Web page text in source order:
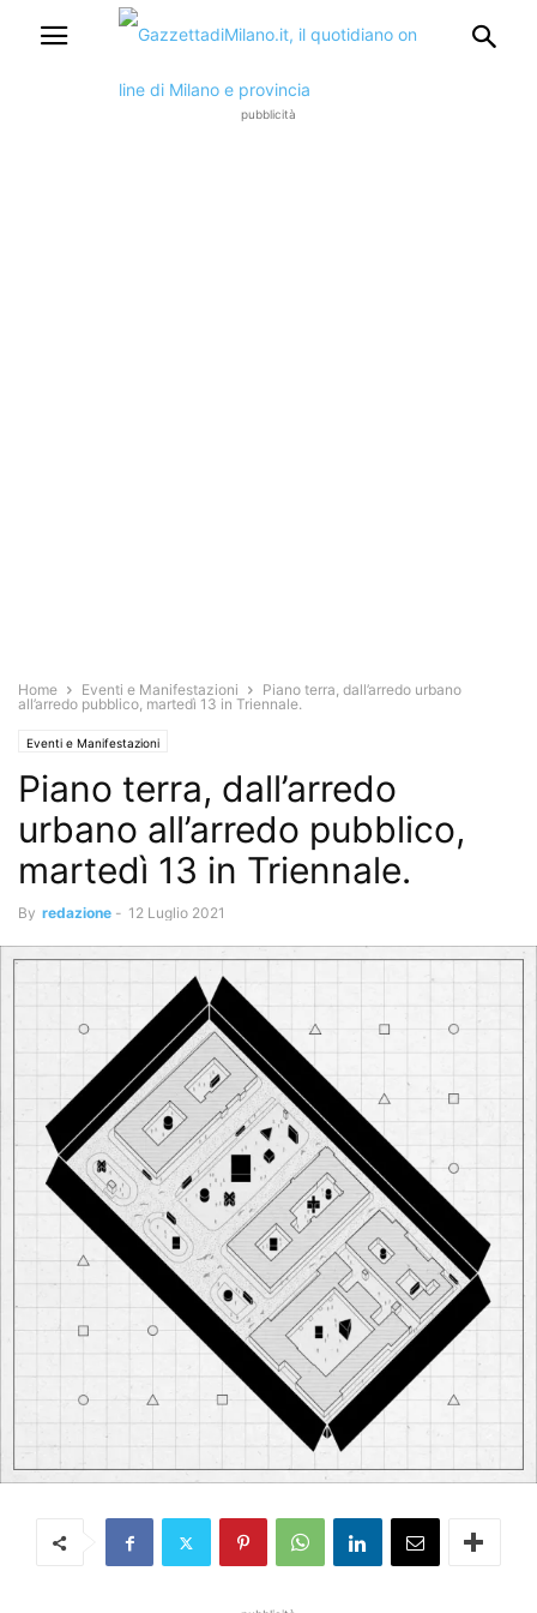
pubblicità
Home Eventi e Manifestazioni
Piano terra, dall’arredo urbano
all’arredo pubblico, martedì 13 in Triennale.
Eventi e Manifestazioni
Piano terra, dall’arredo
urbano all’arredo pubblico,
martedì 13 in Triennale.
By redazione - 12 Luglio 2021